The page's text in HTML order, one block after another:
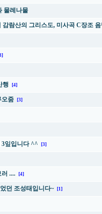
물레나물
람산의 그리스도, 미사곡 C장조 음
행 [4]
오줌 [3]
3잎입니다 ^^ [3]
.... [4]
던 조성태입니다~ [1]